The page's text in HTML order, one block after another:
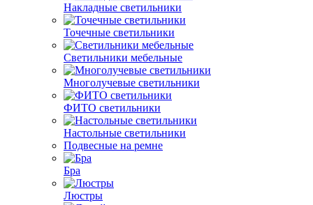
Накладные светильники
Точечные светильники
Светильники мебельные
Многолучевые светильники
ФИТО светильники
Настольные светильники
Подвесные на ремне
Бра
Люстры